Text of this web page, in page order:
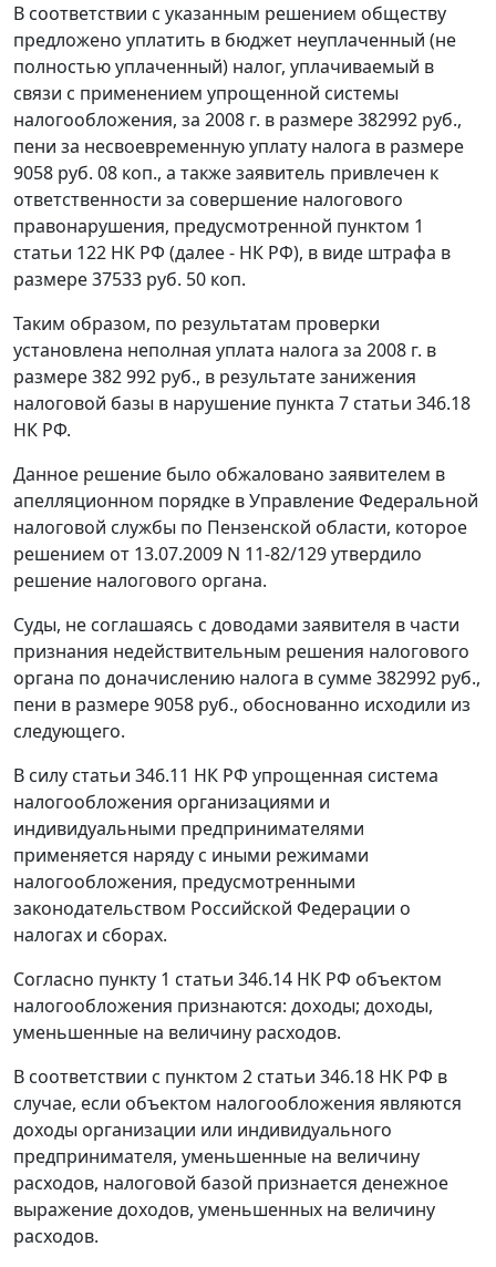
В соответствии с указанным решением обществу
предложено уплатить в бюджет неуплаченный (не
полностью уплаченный) налог, уплачиваемый в
связи с применением упрощенной системы
налогообложения, за 2008 г. в размере 382992 руб.,
пени за несвоевременную уплату налога в размере
9058 руб. 08 коп., а также заявитель привлечен к
ответственности за совершение налогового
правонарушения, предусмотренной пунктом 1
статьи 122 НК РФ (далее - НК РФ), в виде штрафа в
размере 37533 руб. 50 коп.
Таким образом, по результатам проверки
установлена неполная уплата налога за 2008 г. в
размере 382 992 руб., в результате занижения
налоговой базы в нарушение пункта 7 статьи 346.18
НК РФ.
Данное решение было обжаловано заявителем в
апелляционном порядке в Управление Федеральной
налоговой службы по Пензенской области, которое
решением от 13.07.2009 N 11-82/129 утвердило
решение налогового органа.
Суды, не соглашаясь с доводами заявителя в части
признания недействительным решения налогового
органа по доначислению налога в сумме 382992 руб.,
пени в размере 9058 руб., обоснованно исходили из
следующего.
В силу статьи 346.11 НК РФ упрощенная система
налогообложения организациями и
индивидуальными предпринимателями
применяется наряду с иными режимами
налогообложения, предусмотренными
законодательством Российской Федерации о
налогах и сборах.
Согласно пункту 1 статьи 346.14 НК РФ объектом
налогообложения признаются: доходы; доходы,
уменьшенные на величину расходов.
В соответствии с пунктом 2 статьи 346.18 НК РФ в
случае, если объектом налогообложения являются
доходы организации или индивидуального
предпринимателя, уменьшенные на величину
расходов, налоговой базой признается денежное
выражение доходов, уменьшенных на величину
расходов.